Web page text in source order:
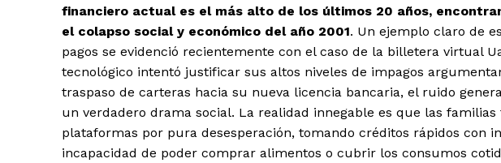
financiero actual es el más alto de los últimos 20 años,
el colapso social y económico del año 2001. Un ejemplo claro de
pagos se evidenció recientemente con el caso de la billetera virtual
tecnológico intentó justificar sus altos niveles de impagos
traspaso de carteras hacia su nueva licencia bancaria, el ruido
un verdadero drama social. La realidad innegable es que las
plataformas por pura desesperación, tomando créditos rápidos con
incapacidad de poder comprar alimentos o cubrir los consumos